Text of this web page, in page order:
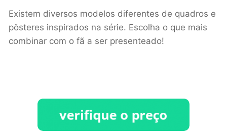
Existem diversos modelos diferentes de quadros e
pôsteres inspirados na série. Escolha o que mais
combinar com o fã a ser presenteado!